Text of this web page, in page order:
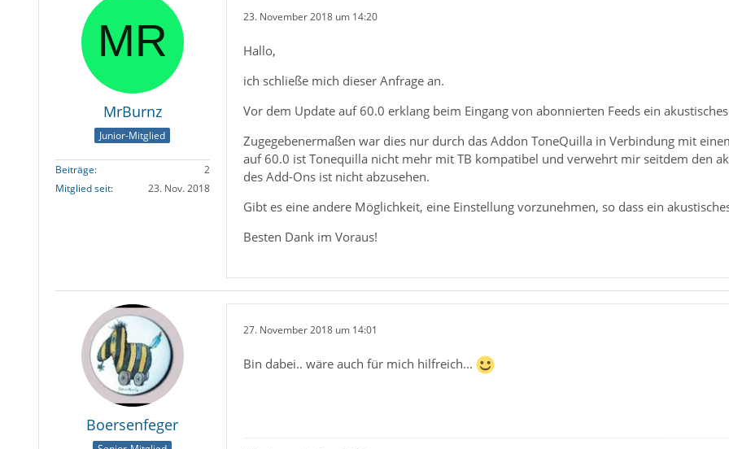
MrBurnz
Junior-Mitglied
Beiträge
2
Mitglied seit
23. Nov. 2018
23. November 2018 um 14:20
Hallo,
ich schließe mich dieser Anfrage an.
Vor dem Update auf 60.0 erklang beim Eingang von abonnierten Feeds ein
Zugegebenermaßen war dies nur durch das Addon ToneQuilla in Verbindung mit
auf 60.0 ist Tonequilla nicht mehr mit TB kompatibel und verwehrt mir seitdem den
des Add-Ons ist nicht abzusehen.
Gibt es eine andere Möglichkeit, eine Einstellung vorzunehmen, so dass ein
Besten Dank im Voraus!
Boersenfeger
27. November 2018 um 14:01
Bin dabei.. wäre auch für mich hilfreich...